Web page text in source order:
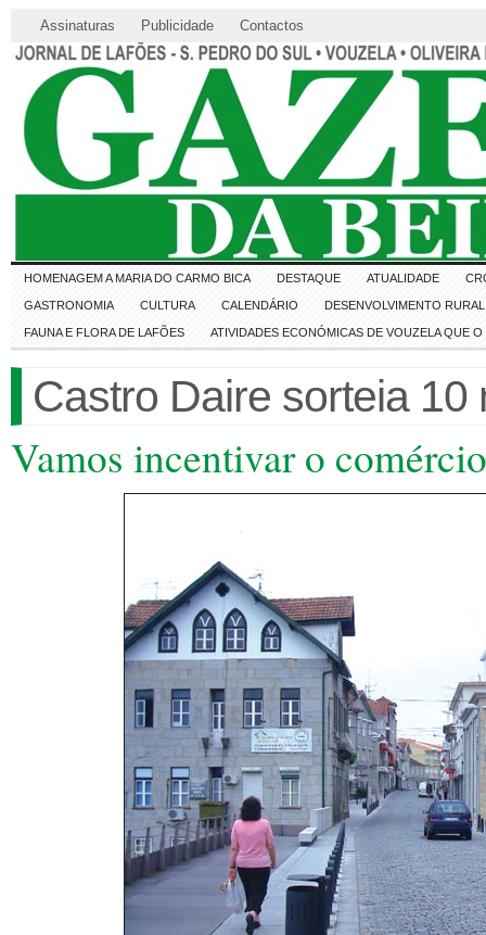
Assinaturas Publicidade Contactos
HOMENAGEM A MARIA DO CARMO BICA DESTAQUE ATUALIDADE
GASTRONOMIA CULTURA CALENDÁRIO DESENVOLVIMENTO RURAL
FAUNA E FLORA DE LAFÕES ATIVIDADES ECONÓMICAS DE VOUZELA QUE
Castro Daire sorteia
Vamos incentivar o